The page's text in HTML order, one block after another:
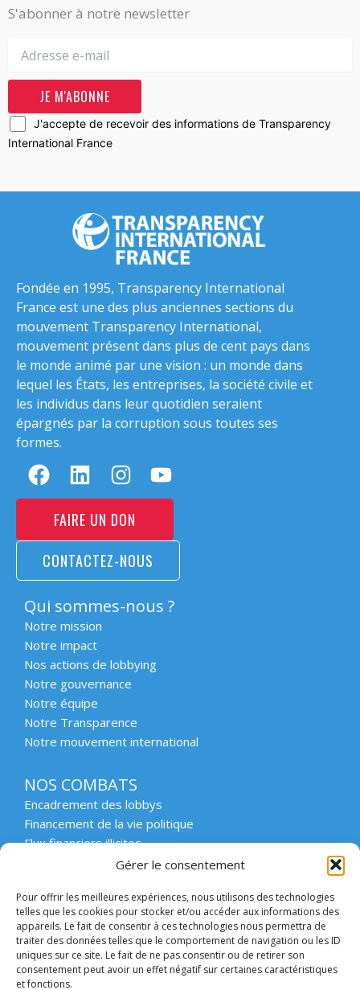
Gérer le consentement
Pour offrir les meilleures expériences, nous utilisons des technologies
telles que les cookies pour stocker et/ou accéder aux informations des
appareils. Le fait de consentir à ces technologies nous permettra de
traiter des données telles que le comportement de navigation ou les ID
uniques sur ce site. Le fait de ne pas consentir ou de retirer son
consentement peut avoir un effet négatif sur certaines caractéristiques
et fonctions.
S'abonner à notre newsletter
J'accepte de recevoir des informations de Transparency
International France
Fondée en 1995, Transparency International
France est une des plus anciennes sections du
mouvement Transparency International,
mouvement présent dans plus de cent pays dans
le monde animé par une vision : un monde dans
lequel les États, les entreprises, la société civile et
les individus dans leur quotidien seraient
épargnés par la corruption sous toutes ses
formes.
FAIRE UN DON
CONTACTEZ-NOUS
Qui sommes-nous ?
Notre mission
Notre impact
Nos actions de lobbying
Notre gouvernance
Notre équipe
Notre Transparence
Notre mouvement international
NOS COMBATS
Encadrement des lobbys
Financement de la vie politique
Flux financiers illicites
Intégrité et transparence du secteur privé
Protection des lanceurs d’alerte
Affaires emblématiques
Etat de droit et démocratie
ACCOMPAGNER